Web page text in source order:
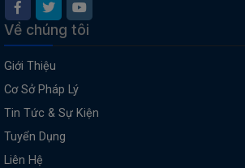
Về chúng tôi
Giới Thiệu
Cơ Sở Pháp Lý
Tin Tức & Sự Kiện
Tuyển Dụng
Liên Hệ